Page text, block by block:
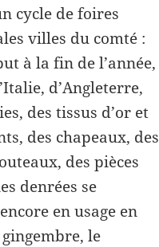
cycle de foires
villes du comté :
à la fin de l’année,
d’Angleterre,
des tissus d’or et
des chapeaux, des
des pièces
denrées se
en usage en
le